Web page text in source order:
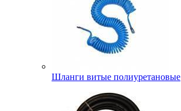
Шланги витые полиуретановые